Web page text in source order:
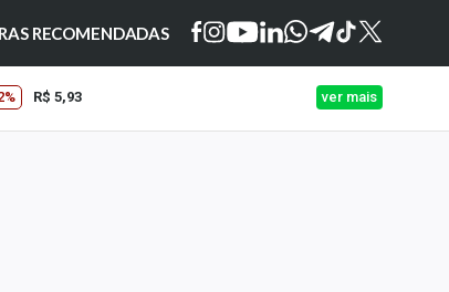
RECOMENDADAS
R$ 5,93 ver mais